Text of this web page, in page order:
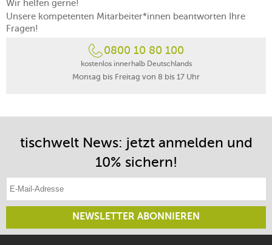
Wir helfen gerne!
Unsere kompetenten Mitarbeiter*innen beantworten Ihre
Fragen!
0800 10 80 100
kostenlos innerhalb Deutschlands
Montag bis Freitag von 8 bis 17 Uhr
tischwelt News: jetzt anmelden und
10% sichern!
NEWSLETTER ABONNIEREN